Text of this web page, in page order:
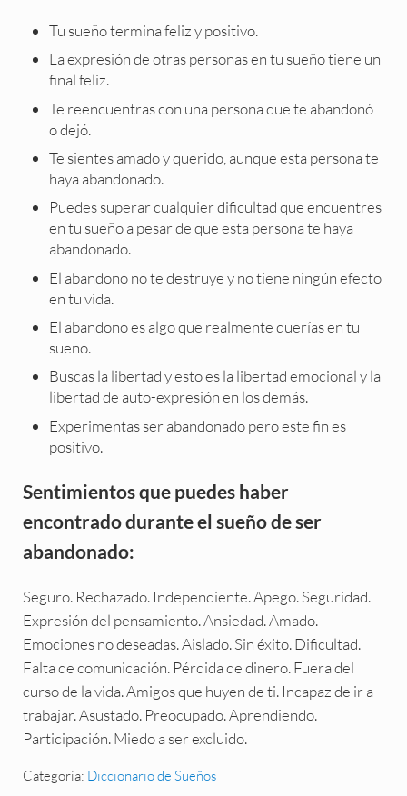
Tu sueño termina feliz y positivo.
La expresión de otras personas en tu sueño tiene un
final feliz.
Te reencuentras con una persona que te abandonó
o dejó.
Te sientes amado y querido, aunque esta persona te
haya abandonado.
Puedes superar cualquier dificultad que encuentres
en tu sueño a pesar de que esta persona te haya
abandonado.
El abandono no te destruye y no tiene ningún efecto
en tu vida.
El abandono es algo que realmente querías en tu
sueño.
Buscas la libertad y esto es la libertad emocional y la
libertad de auto-expresión en los demás.
Experimentas ser abandonado pero este fin es
positivo.
Sentimientos que puedes haber
encontrado durante el sueño de ser
abandonado:
Seguro. Rechazado. Independiente. Apego. Seguridad.
Expresión del pensamiento. Ansiedad. Amado.
Emociones no deseadas. Aislado. Sin éxito. Dificultad.
Falta de comunicación. Pérdida de dinero. Fuera del
curso de la vida. Amigos que huyen de ti. Incapaz de ir a
trabajar. Asustado. Preocupado. Aprendiendo.
Participación. Miedo a ser excluido.
Categoría: Diccionario de Sueños